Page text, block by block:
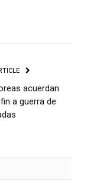
acuerdan
a guerra de